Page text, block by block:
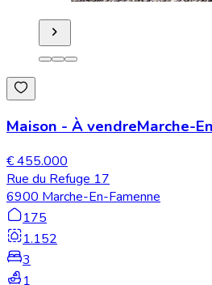
Maison - À vendreMarche-
€ 455.000
Rue du Refuge 17
6900 Marche-En-Famenne
175
1.152
3
1